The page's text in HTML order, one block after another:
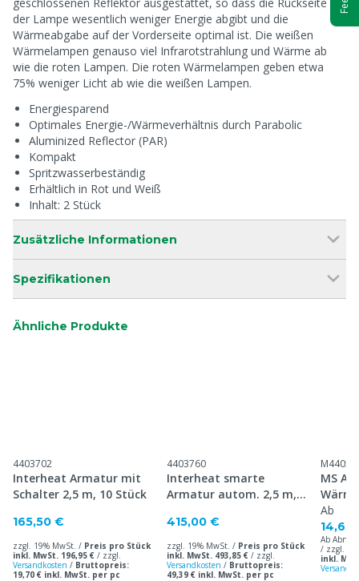
der Lampe wesentlich weniger Energie abgibt und die
Wärmeabgabe auf der Vorderseite optimal ist. Die weißen
Wärmelampen genauso viel Infrarotstrahlung und Wärme ab
wie die roten Lampen. Die roten Wärmelampen geben etwa
75% weniger Licht ab wie die weißen Lampen.
Energiesparend
Optimales Energie-/Wärmeverhältnis durch Parabolic
Aluminized Reflector (PAR)
Kompakt
Spritzwasserbeständig
Erhältlich in Rot und Weiß
Inhalt: 2 Stück
Zusätzliche Informationen
Spezifikationen
Ähnliche Produkte
4403702
Interheat Armatur mit
Schalter 2,5 m, 10 Stück
165,50 €
zzgl. 19% MwSt. / Preis pro Stück
inkl. MwSt. 196,95 € / zzgl.
Versandkosten / Bruttopreis:
19,70 € inkl. MwSt. per pc
4403760
Interheat smarte
Armatur autom. 2,5 m,
415,00 €
zzgl. 19% MwSt. / Preis pro Stück
inkl. MwSt. 493,85 € / zzgl.
Versandkosten / Bruttopreis:
49,39 € inkl. MwSt. per pc
MS
Ab
14,60
Ab
/ zzgl.
inkl.